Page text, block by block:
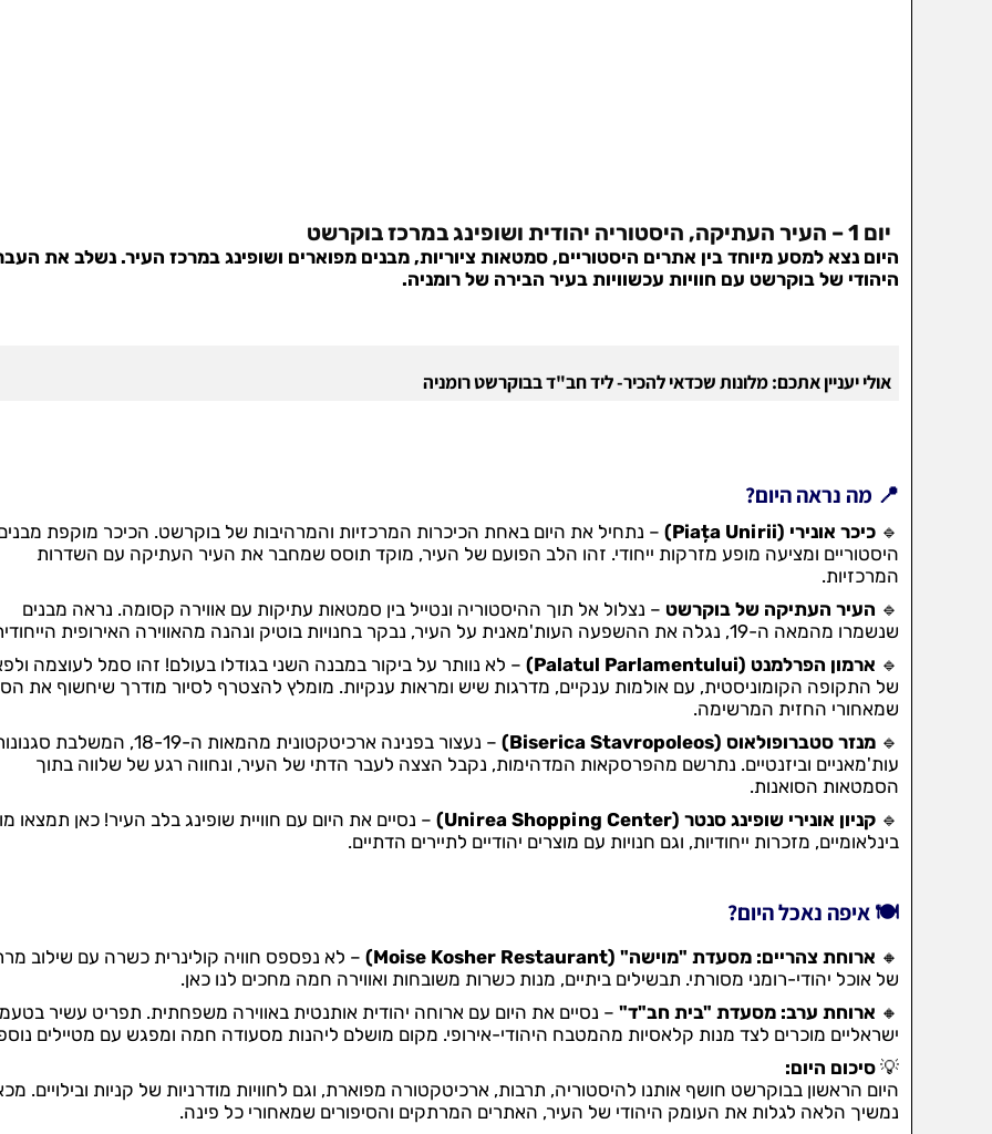
יום 1 – העיר העתיקה, היסטוריה יהודית ושופינג במרכז בוקרשט
היום נצא למסע מיוחד בין אתרים היסטוריים, סמטאות ציוריות, מבנים מפוארים ושופינג במרכז העיר. נשלב את
היהודי של בוקרשט עם חוויות עכשוויות בעיר הבירה של רומניה.
אולי יעניין אתכם: מלונות שכדאי להכיר-ליד חב"ד בבוקרשט רומניה
📍 מה נראה היום?
🔹 כיכר אונירי (Piața Unirii)
– נתחיל את היום באחת הכיכרות המרכזיות והמרהיבות של בוקרשט. הכיכר מוקפת
היסטוריים ומציעה מופע מזרקות ייחודי. זהו הלב הפועם של העיר, מוקד תוסס שמחבר את העיר העתיקה עם השדרות
המרכזיות.
🔹 העיר העתיקה של בוקרשט – נצלול אל תוך ההיסטוריה ונטייל בין סמטאות עתיקות עם אווירה קסומה. נראה מבנים
שנשמרו מהמאה ה-19, נגלה את ההשפעה העות'מאנית על העיר, נבקר בחנויות בוטיק ונהנה מהאווירה האירופית הייחודית.
🔹 ארמון הפרלמנט (Palatul Parlamentului)
– לא נוותר על ביקור במבנה השני בגודלו בעולם! זהו סמל לעוצמה
של התקופה הקומוניסטית, עם אולמות ענקיים, מדרגות שיש ומראות ענקיות. מומלץ להצטרף לסיור מודרך שיחשוף את
שמאחורי החזית המרשימה.
🔹 מנזר סטברופולאוס (Biserica Stavropoleos)
– נעצור בפנינה ארכיטקטונית מהמאות ה-18-19, המשלבת
עות'מאניים וביזנטיים. נתרשם מהפרסקאות המדהימות, נקבל הצצה לעבר הדתי של העיר, ונחווה רגע של שלווה בתוך
הסמטאות הסואנות.
🔹 קניון אונירי שופינג סנטר (Unirea Shopping Center)
– נסיים את היום עם חוויית שופינג בלב העיר! כאן תמצאו
בינלאומיים, מזכרות ייחודיות, וגם חנויות עם מוצרים יהודיים לתיירים הדתיים.
🍽️ איפה נאכל היום?
🔸 ארוחת צהריים: מסעדת "מוישה" (Moise Kosher Restaurant)
– לא נפספס חוויה קולינרית כשרה עם שילוב
של אוכל יהודי-רומני מסורתי. תבשילים ביתיים, מנות כשרות משובחות ואווירה חמה מחכים לנו כאן.
🔸 ארוחת ערב: מסעדת "בית חב"ד" – נסיים את היום עם ארוחה יהודית אותנטית באווירה משפחתית. תפריט עשיר
ישראליים מוכרים לצד מנות קלאסיות מהמטבח היהודי-אירופי. מקום מושלם ליהנות מסעודה חמה ומפגש עם מטיילים
💡 סיכום היום:
היום הראשון בבוקרשט חושף אותנו להיסטוריה, תרבות, ארכיטקטורה מפוארת, וגם לחוויות מודרניות של קניות ובילויים.
נמשיך הלאה לגלות את העומק היהודי של העיר, האתרים המרתקים והסיפורים שמאחורי כל פינה.